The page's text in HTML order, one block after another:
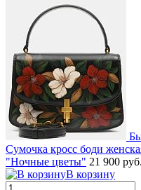
Сумочка кросс боди
"Ночные цветы" 21 900 руб.
В корзину